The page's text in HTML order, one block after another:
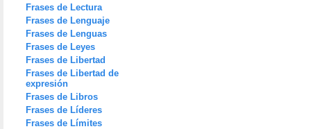
Frases de Lectura
Frases de Lenguaje
Frases de Lenguas
Frases de Leyes
Frases de Libertad
Frases de Libertad de
expresión
Frases de Libros
Frases de Líderes
Frases de Límites